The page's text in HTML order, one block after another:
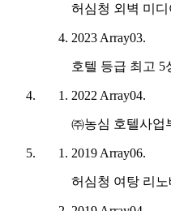
허심청 외벽 미
2023 Array03.
호텔 등급 최고 5
2022 Array04.
㈜농심 호텔사업
2019 Array06.
허심청 여탕 리